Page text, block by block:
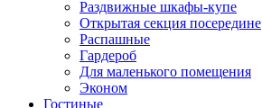
Раздвижные шкафы-купе
Открытая секция посередине
Распашные
Гардероб
Для маленького помещения
Эконом
Гостиные